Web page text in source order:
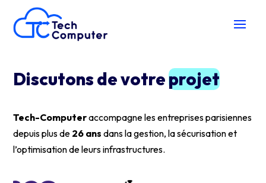
Discutons de votreprojet
Tech-Computeraccompagne les entreprises parisiennes
depuis plus de 26 ans dans la gestion, la sécurisation et
l’optimisation de leurs infrastructures.